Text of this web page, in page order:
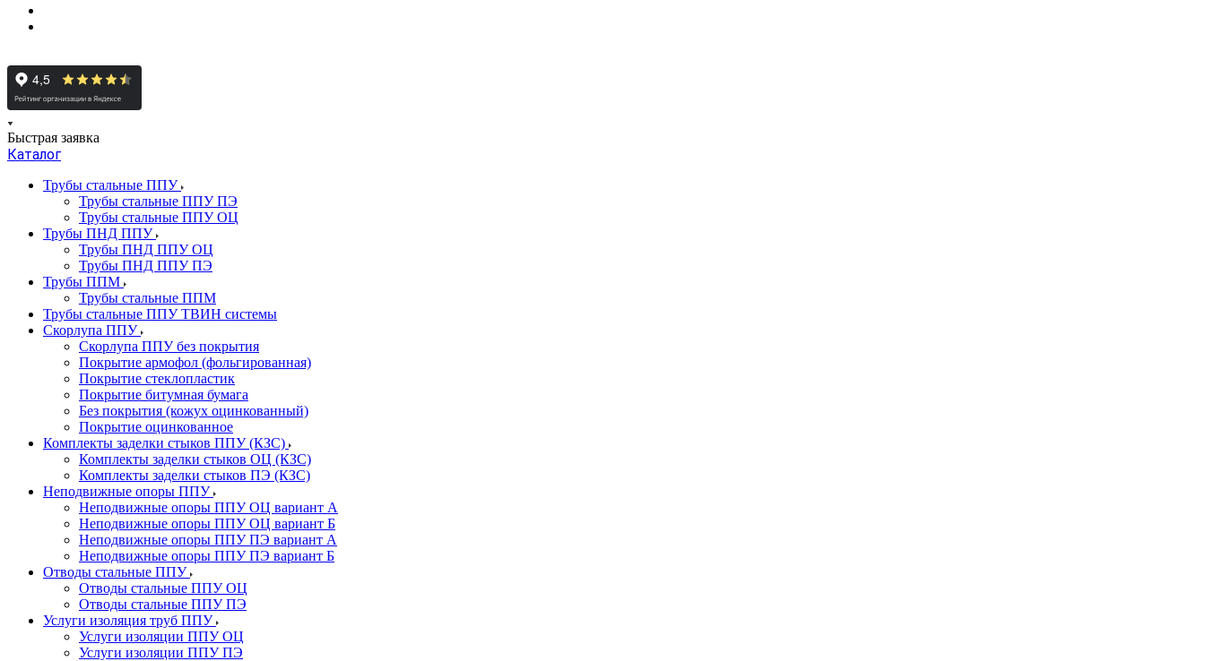
Быстрая заявка
Каталог
Трубы стальные ППУ
Трубы стальные ППУ ПЭ
Трубы стальные ППУ ОЦ
Трубы ПНД ППУ
Трубы ПНД ППУ ОЦ
Трубы ПНД ППУ ПЭ
Трубы ППМ
Трубы стальные ППМ
Трубы стальные ППУ ТВИН системы
Скорлупа ППУ
Скорлупа ППУ без покрытия
Покрытие армофол (фольгированная)
Покрытие стеклопластик
Покрытие битумная бумага
Без покрытия (кожух оцинкованный)
Покрытие оцинкованное
Комплекты заделки стыков ППУ (КЗС)
Комплекты заделки стыков ОЦ (КЗС)
Комплекты заделки стыков ПЭ (КЗС)
Неподвижные опоры ППУ
Неподвижные опоры ППУ ОЦ вариант А
Неподвижные опоры ППУ ОЦ вариант Б
Неподвижные опоры ППУ ПЭ вариант А
Неподвижные опоры ППУ ПЭ вариант Б
Отводы стальные ППУ
Отводы стальные ППУ ОЦ
Отводы стальные ППУ ПЭ
Услуги изоляция труб ППУ
Услуги изоляции ППУ ОЦ
Услуги изоляции ППУ ПЭ